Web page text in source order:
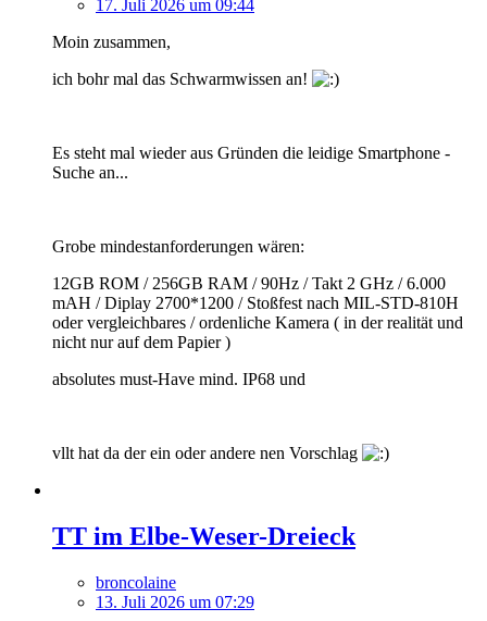
17. Juli 2026 um 09:44
Moin zusammen,
ich bohr mal das Schwarmwissen an!
Es steht mal wieder aus Gründen die leidige Smartphone -
Suche an...
Grobe mindestanforderungen wären:
12GB ROM / 256GB RAM / 90Hz / Takt 2 GHz / 6.000
mAH / Diplay 2700*1200 / Stoßfest nach MIL-STD-810H
oder vergleichbares / ordenliche Kamera ( in der realität und
nicht nur auf dem Papier )
absolutes must-Have mind. IP68 und
vllt hat da der ein oder andere nen Vorschlag
TT im Elbe-Weser-Dreieck
broncolaine
13. Juli 2026 um 07:29